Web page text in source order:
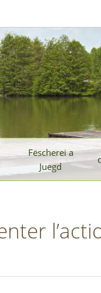
Fëscherei a
Juegd